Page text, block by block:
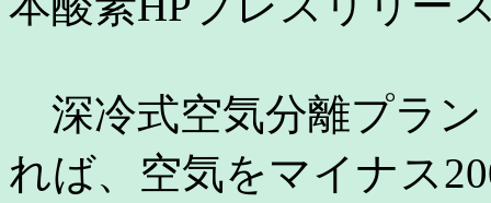
深冷式空気分離プラ
れば、空気をマイナス